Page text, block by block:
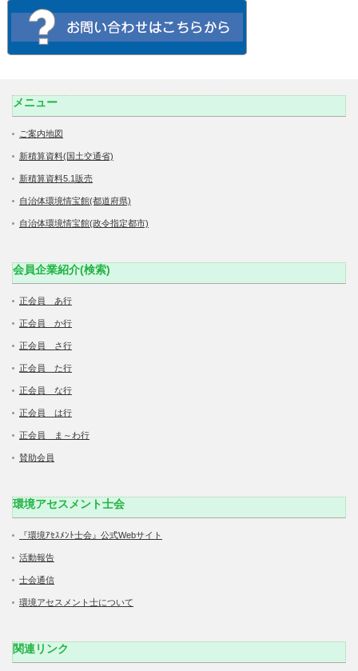
メニュー
ご案内地図
新積算資料(国土交通省)
新積算資料5.1販売
自治体環境情宝館(都道府県)
自治体環境情宝館(政令指定都市)
会員企業紹介(検索)
正会員 あ行
正会員 か行
正会員 さ行
正会員 た行
正会員 な行
正会員 は行
正会員 ま～わ行
賛助会員
環境アセスメント士会
『環境ｱｾｽﾒﾝﾄ士会』公式Webサイト
活動報告
士会通信
環境アセスメント士について
関連リンク